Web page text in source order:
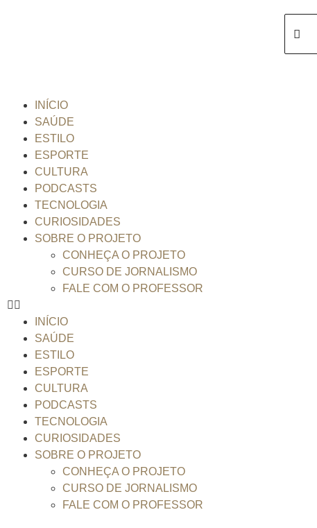
INÍCIO
SAÚDE
ESTILO
ESPORTE
CULTURA
PODCASTS
TECNOLOGIA
CURIOSIDADES
SOBRE O PROJETO
CONHEÇA O PROJETO
CURSO DE JORNALISMO
FALE COM O PROFESSOR
INÍCIO
SAÚDE
ESTILO
ESPORTE
CULTURA
PODCASTS
TECNOLOGIA
CURIOSIDADES
SOBRE O PROJETO
CONHEÇA O PROJETO
CURSO DE JORNALISMO
FALE COM O PROFESSOR